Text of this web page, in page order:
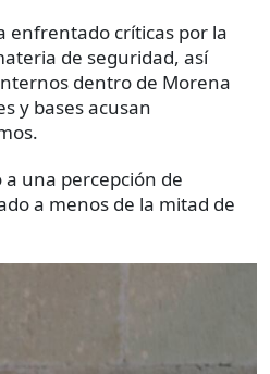
enfrentado críticas por la
de seguridad, así
dentro de Morena
y bases acusan
una percepción de
a menos de la mitad de